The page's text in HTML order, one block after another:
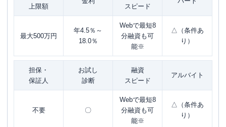
上限額 スピード
最大500万円
年4.5％～
18.0％
Webで最短8
分融資も可
能※
△（条件あ
り）
担保・
保証人
お試し
診断
融資
スピード
アルバイト
不要 〇
Webで最短8
分融資も可
能※
△（条件あ
り）